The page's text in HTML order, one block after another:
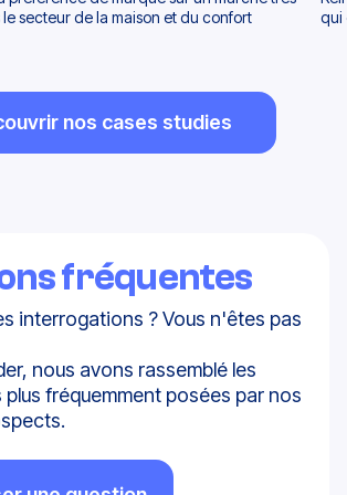
secteur de la maison et du confort
qui
nos cases studies
fréquentes
interrogations ? Vous n'êtes pas
nous avons rassemblé les
plus fréquemment posées par nos